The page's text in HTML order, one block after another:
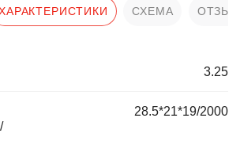
СХЕМА
3.25
28.5*21*19/2000